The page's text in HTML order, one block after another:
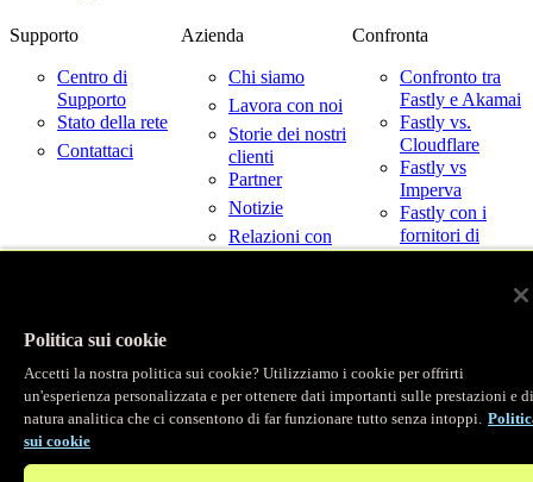
Supporto
Centro di
Supporto
Stato della rete
Contattaci
Azienda
Chi siamo
Lavora con noi
Storie dei nostri
clienti
Partner
Notizie
Relazioni con
Confronta
Confronto tra
Fastly e Akamai
Fastly vs.
Cloudflare
Fastly vs
Imperva
Fastly con i
fornitori di
servizi cloud
Termini di servizio
Informativa sulla privacy
Uso accettabile
X
LinkedIn
Instagram
YouTube
Politica sui cookie
Accetti la nostra politica sui cookie? Utilizziamo i cookie per offrirti
un'esperienza personalizzata e per ottenere dati importanti sulle prestazioni e di
natura analitica che ci consentono di far funzionare tutto senza intoppi.
sui cookie